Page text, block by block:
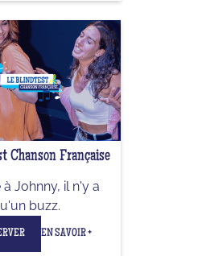
Chanson Française
à Johnny, il n'y a
buzz.
EN SAVOIR +